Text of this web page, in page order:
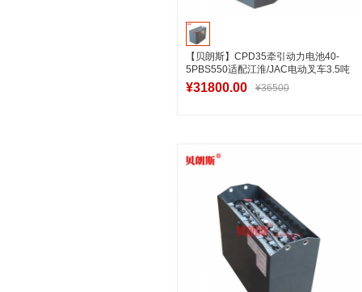
【贝朗斯】CPD35牵引动力电池40-
5PBS550适配江淮/JAC电动叉车3.5吨
平衡重蓄电池叉车
¥31800.00 ¥36500